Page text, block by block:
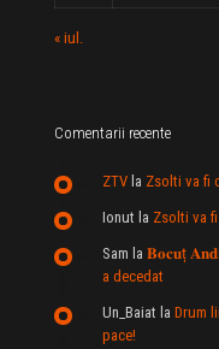
« iul.
Comentarii recente
ZTV la Zsolti va fi
Ionut la Zsolti va
Sam la 𝐁𝐨𝐜𝐮ț
a decedat
Un_Baiat la Drum
pace!